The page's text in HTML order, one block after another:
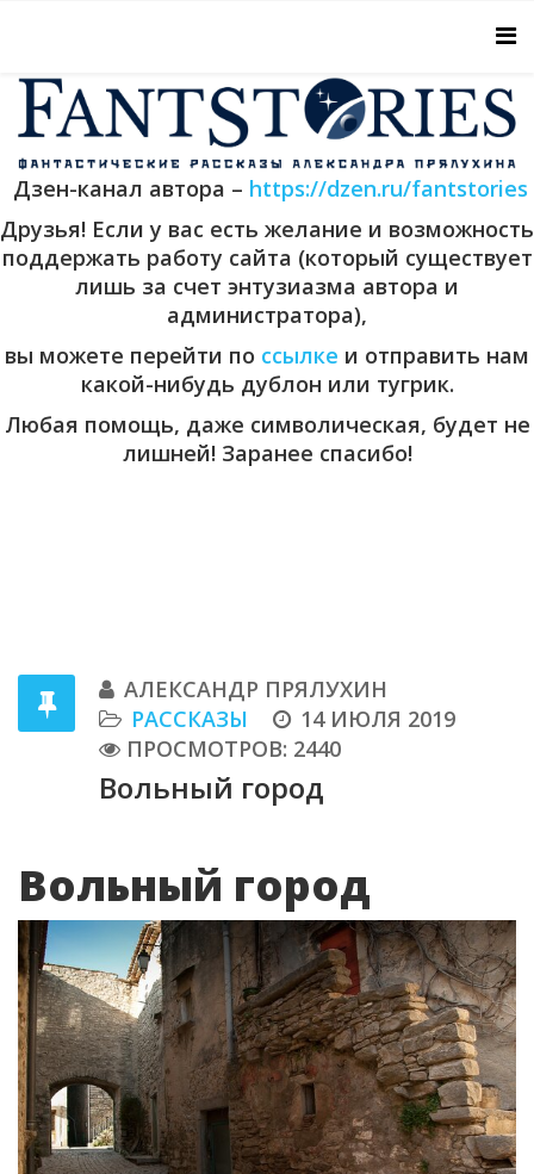
Дзен-канал автора – https://dzen.ru/fantstories
Друзья! Если у вас есть желание и возможность
поддержать работу сайта (который существует
лишь за счет энтузиазма автора и
администратора),
вы можете перейти по ссылке и отправить нам
какой-нибудь дублон или тугрик.
Любая помощь, даже символическая, будет не
лишней! Заранее спасибо!
АЛЕКСАНДР ПРЯЛУХИН
РАССКАЗЫ
14 ИЮЛЯ 2019
ПРОСМОТРОВ: 2440
Вольный город
Вольный город